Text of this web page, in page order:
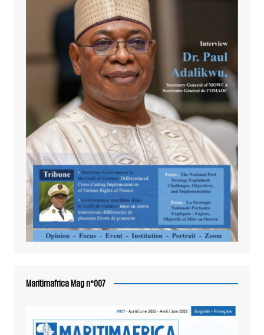
Maritimafrica Mag n°007